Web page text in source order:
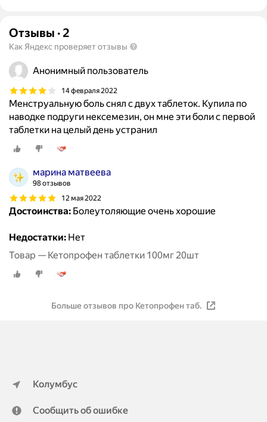
Отзывы · 2
Как Яндекс проверяет отзывы
Анонимный пользователь
14 февраля 2022
Менструальную боль снял с двух таблеток. Купила по
наводке подруги нексемезин, он мне эти боли с первой
таблетки на целый день устранил
марина матвеева
98 отзывов
12 мая 2022
Достоинства: Болеутоляющие очень хорошие
Недостатки: Нет
Товар — Кетопрофен таблетки 100мг 20шт
Больше отзывов про Кетопрофен таб.
Колумбус
Сообщить об ошибке